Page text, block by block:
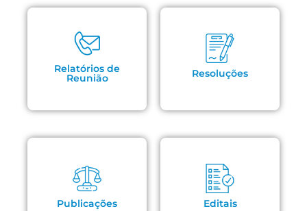
Relatórios de
Reunião Resoluções
Publicações Editais